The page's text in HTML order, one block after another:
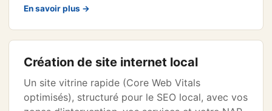
En savoir plus →
Création de site internet local
Un site vitrine rapide (Core Web Vitals
optimisés), structuré pour le SEO local, avec vos